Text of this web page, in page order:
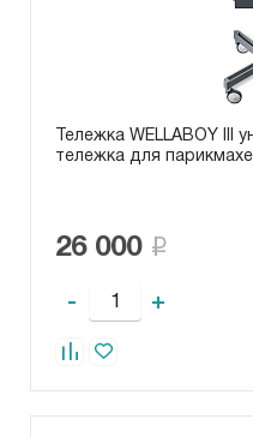
Тележка WELLABOY III
тележка для
26 000
- +